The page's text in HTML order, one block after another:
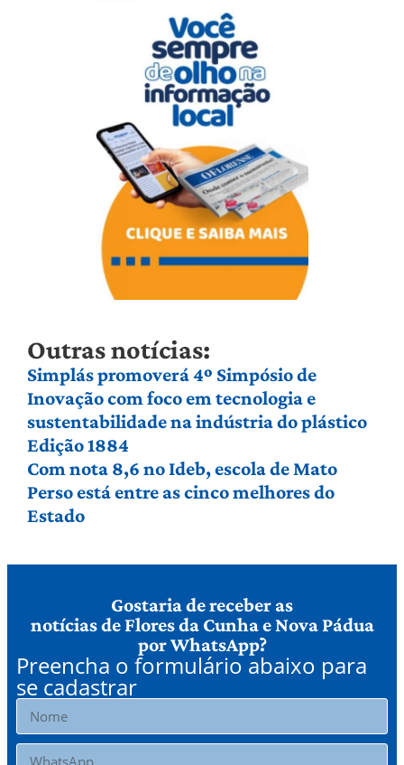
Outras notícias:
Simplás promoverá 4º Simpósio de
Inovação com foco em tecnologia e
sustentabilidade na indústria do plástico
Edição 1884
Com nota 8,6 no Ideb, escola de Mato
Perso está entre as cinco melhores do
Estado
Gostaria de receber as
notícias de Flores da Cunha e Nova Pádua
por WhatsApp?
Preencha o formulário abaixo para
se cadastrar